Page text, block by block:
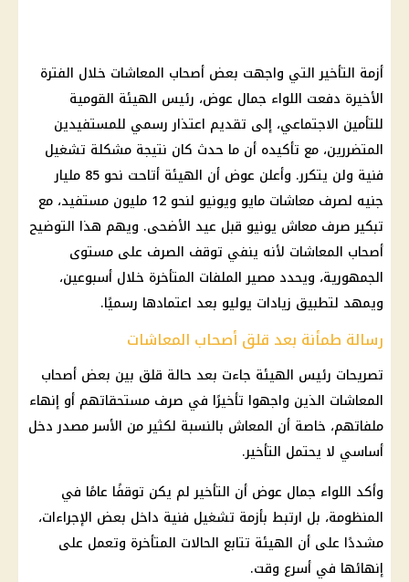
أزمة التأخير التي واجهت بعض أصحاب المعاشات خلال الفترة
الأخيرة دفعت اللواء جمال عوض، رئيس الهيئة القومية
للتأمين الاجتماعي، إلى تقديم اعتذار رسمي للمستفيدين
المتضررين، مع تأكيده أن ما حدث كان نتيجة مشكلة تشغيل
فنية ولن يتكرر. وأعلن عوض أن الهيئة أتاحت نحو 85 مليار
جنيه لصرف معاشات مايو ويونيو لنحو 12 مليون مستفيد، مع
تبكير صرف معاش يونيو قبل عيد الأضحى. ويهم هذا التوضيح
أصحاب المعاشات لأنه ينفي توقف الصرف على مستوى
الجمهورية، ويحدد مصير الملفات المتأخرة خلال أسبوعين،
ويمهد لتطبيق زيادات يوليو بعد اعتمادها رسميًا.
رسالة طمأنة بعد قلق أصحاب المعاشات
تصريحات رئيس الهيئة جاءت بعد حالة قلق بين بعض أصحاب
المعاشات الذين واجهوا تأخيرًا في صرف مستحقاتهم أو إنهاء
ملفاتهم، خاصة أن المعاش بالنسبة لكثير من الأسر مصدر دخل
أساسي لا يحتمل التأخير.
وأكد اللواء جمال عوض أن التأخير لم يكن توقفًا عامًا في
المنظومة، بل ارتبط بأزمة تشغيل فنية داخل بعض الإجراءات،
مشددًا على أن الهيئة تتابع الحالات المتأخرة وتعمل على
إنهائها في أسرع وقت.